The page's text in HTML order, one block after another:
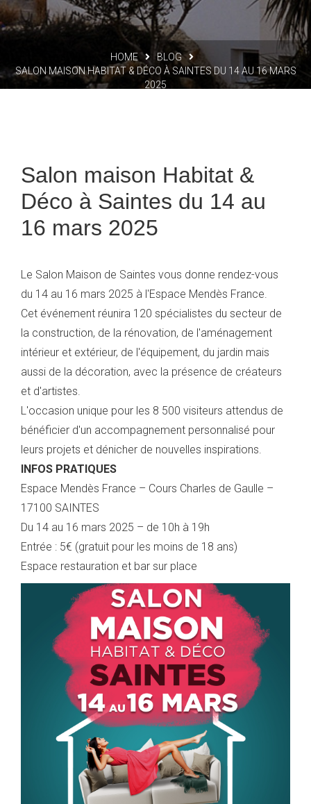
HOME
BLOG
SALON MAISON HABITAT & DÉCO À SAINTES DU 14 AU 16 MARS
2025
Salon maison Habitat &
Déco à Saintes du 14 au
16 mars 2025
Le Salon Maison de Saintes vous donne rendez-vous
du 14 au 16 mars 2025 à l'Espace Mendès France.
Cet événement réunira 120 spécialistes du secteur de
la construction, de la rénovation, de l'aménagement
intérieur et extérieur, de l'équipement, du jardin mais
aussi de la décoration, avec la présence de créateurs
et d'artistes.
L'occasion unique pour les 8 500 visiteurs attendus de
bénéficier d'un accompagnement personnalisé pour
leurs projets et dénicher de nouvelles inspirations.
INFOS PRATIQUES
Espace Mendès France – Cours Charles de Gaulle –
17100 SAINTES
Du 14 au 16 mars 2025 – de 10h à 19h
Entrée : 5€ (gratuit pour les moins de 18 ans)
Espace restauration et bar sur place